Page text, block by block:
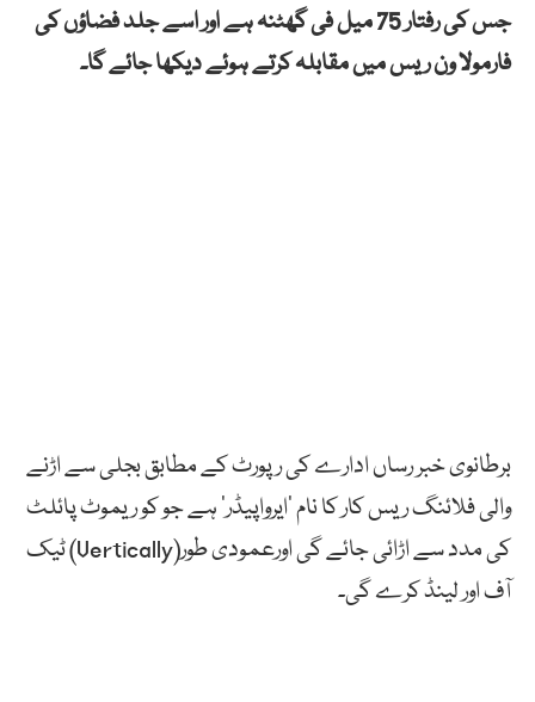
جس کی رفتار 75 میل فی گھٹنہ ہے اور اسے جلد فضاؤں کی
فارمولا ون ریس میں مقابلہ کرتے ہوئے دیکھا جائے گا۔
برطانوی خبر رساں ادارے کی رپورٹ کے مطابق بجلی سے اڑنے
والی فلائنگ ریس کار کا نام ’ایرواپیڈر‘ ہے جو کو ریموٹ پائلٹ
کی مدد سے اڑائی جائے گی اورعمودی طور(Vertically) ٹیک
آف اور لینڈ کرے گی۔